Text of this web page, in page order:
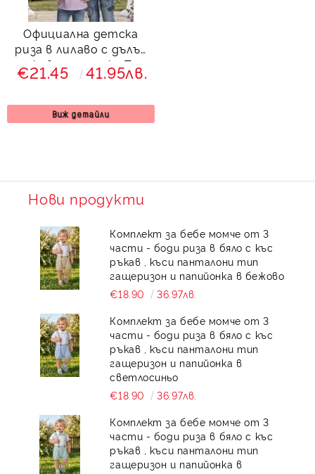
Официална детска
риза в лилаво с дълъг
ръкав и панделка Тея
€21.45 41.95лв.
Виж детайли
Нови продукти
Комплект за бебе момче от 3
части - боди риза в бяло с къс
ръкав , къси панталони тип
гащеризон и папийонка в бежово
€18.90
36.97лв.
Комплект за бебе момче от 3
части - боди риза в бяло с къс
ръкав , къси панталони тип
гащеризон и папийонка в
светлосиньо
€18.90
36.97лв.
Комплект за бебе момче от 3
части - боди риза в бяло с къс
ръкав , къси панталони тип
гащеризон и папийонка в